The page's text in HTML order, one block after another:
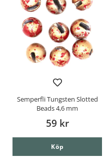
Semperfli Tungsten Slotted
Beads 4,6 mm
59 kr
Köp